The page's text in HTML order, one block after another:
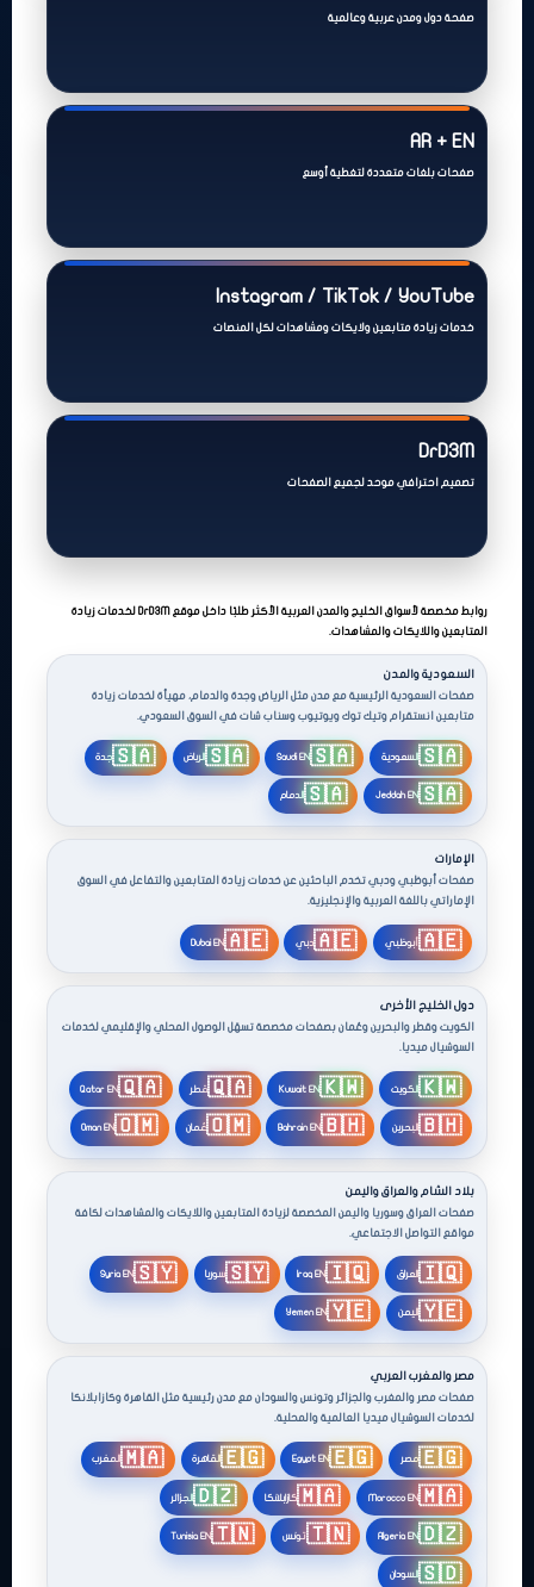
صفحة دول ومدن عربية وعالمية
AR + EN
صفحات بلغات متعددة لتغطية أوسع
Instagram / TikTok / YouTube
خدمات زيادة متابعين ولايكات ومشاهدات لكل المنصات
DrD3M
تصميم احترافي موحد لجميع الصفحات
روابط مخصصة لأسواق الخليج والمدن العربية الأكثر طلبًا داخل موقع DrD3M لخدمات زيادة
المتابعين واللايكات والمشاهدات.
السعودية والمدن
صفحات السعودية الرئيسية مع مدن مثل الرياض وجدة والدمام، مهيأة لخدمات زيادة
متابعين انستقرام وتيك توك ويوتيوب وسناب شات في السوق السعودي.
🇸🇦 السعودية 🇸🇦
Saudi EN
🇸🇦الرياض 🇸🇦جدة
🇸🇦
Jeddah EN
🇸🇦 الدمام
الإمارات
صفحات أبوظبي ودبي تخدم الباحثين عن خدمات زيادة المتابعين والتفاعل في السوق
الإماراتي باللغة العربية والإنجليزية.
🇦🇪 أبوظبي 🇦🇪 دبي 🇦🇪
Dubai EN
دول الخليج الأخرى
الكويت وقطر والبحرين وعُمان بصفحات مخصصة تسهّل الوصول المحلي والإقليمي لخدمات
السوشيال ميديا.
🇰🇼 الكويت 🇰🇼
Kuwait EN
🇶🇦 قطر 🇶🇦
Qatar EN
🇧🇭 البحرين 🇧🇭
Bahrain EN
🇴🇲 عُمان 🇴🇲
Oman EN
بلاد الشام والعراق واليمن
صفحات العراق وسوريا واليمن المخصصة لزيادة المتابعين واللايكات والمشاهدات لكافة
مواقع التواصل الاجتماعي.
🇮🇶 العراق 🇮🇶
Iraq EN
🇸🇾سوريا 🇸🇾
Syria EN
🇾🇪 اليمن 🇾🇪
Yemen EN
مصر والمغرب العربي
صفحات مصر والمغرب والجزائر وتونس والسودان مع مدن رئيسية مثل القاهرة وكازابلانكا
لخدمات السوشيال ميديا العالمية والمحلية.
🇪🇬 مصر 🇪🇬
Egypt EN
🇪🇬 القاهرة 🇲🇦 المغرب
🇲🇦
Morocco EN
🇲🇦 كازابلانكا 🇩🇿 الجزائر
🇩🇿
Algeria EN
🇹🇳 تونس 🇹🇳
Tunisia EN
🇸🇩 السودان